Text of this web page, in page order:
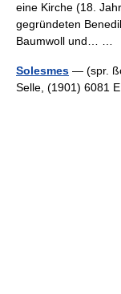
eine Kirche (18.
gegründeten
Baumwoll und… …
Solesmes — (spr.
Selle, (1901) 6081